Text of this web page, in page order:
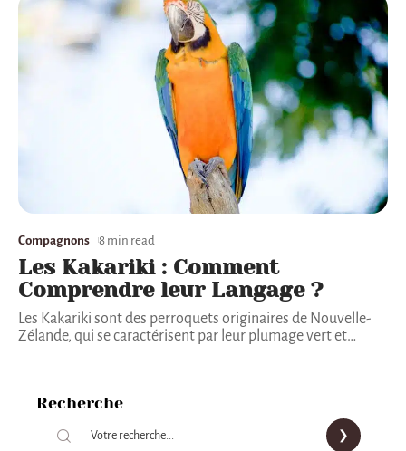
Compagnons 8 min read
Les Kakariki : Comment
Comprendre leur Langage ?
Les Kakariki sont des perroquets originaires de Nouvelle-
Zélande, qui se caractérisent par leur plumage vert et…
Recherche